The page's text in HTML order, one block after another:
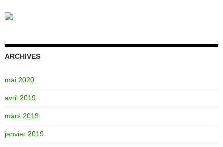
ARCHIVES
mai 2020
avril 2019
mars 2019
janvier 2019